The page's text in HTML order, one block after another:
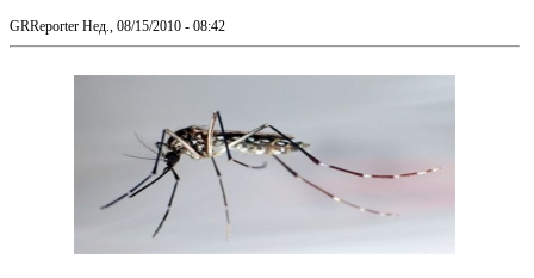
GRReporter Нед., 08/15/2010 - 08:42